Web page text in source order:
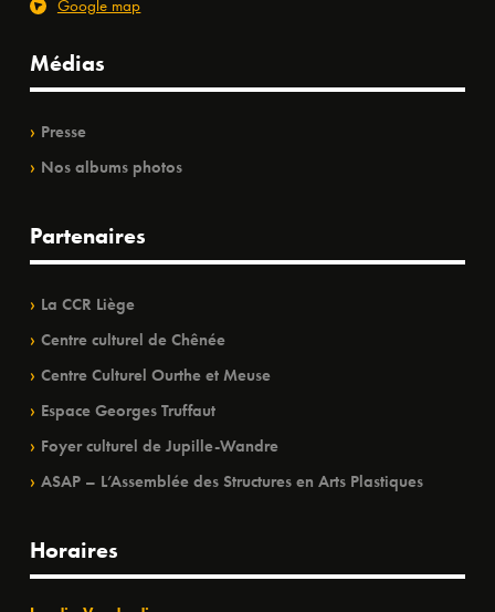
Google map
Médias
Presse
Nos albums photos
Partenaires
La CCR Liège
Centre culturel de Chênée
Centre Culturel Ourthe et Meuse
Espace Georges Truffaut
Foyer culturel de Jupille-Wandre
ASAP – L’Assemblée des Structures en Arts Plastiques
Horaires